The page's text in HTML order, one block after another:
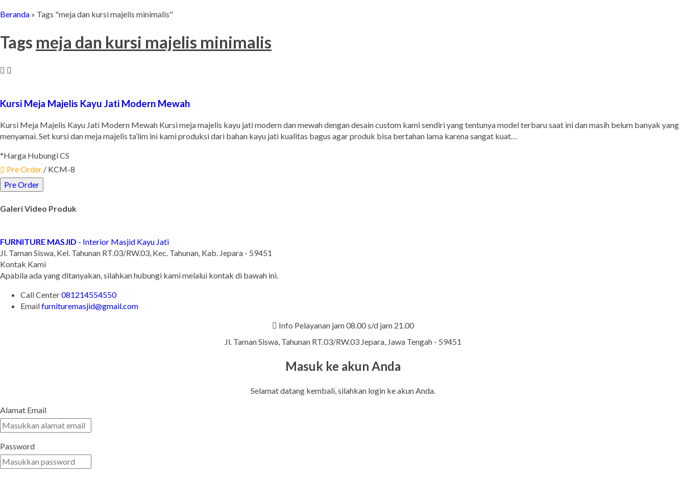
Beranda » Tags "meja dan kursi majelis minimalis"
Tags meja dan kursi majelis minimalis
Kursi Meja Majelis Kayu Jati Modern Mewah
Kursi Meja Majelis Kayu Jati Modern Mewah Kursi meja majelis kayu jati modern dan mewah dengan desain custom kami sendiri yang tentunya model terbaru saat ini dan masih belum banyak yang
menyamai. Set kursi dan meja majelis ta’lim ini kami produksi dari bahan kayu jati kualitas bagus agar produk bisa bertahan lama karena sangat kuat…
*Harga Hubungi CS
Pre Order / KCM-8
Pre Order
Galeri Video Produk
FURNITURE MASJID - Interior Masjid Kayu Jati
Jl. Taman Siswa, Kel. Tahunan RT.03/RW.03, Kec. Tahunan, Kab. Jepara - 59451
Kontak Kami
Apabila ada yang ditanyakan, silahkan hubungi kami melalui kontak di bawah ini.
Call Center081214554550
Emailfurnituremasjid@gmail.com
Info Pelayanan jam 08.00 s/d jam 21.00
Jl. Taman Siswa, Tahunan RT.03/RW.03 Jepara, Jawa Tengah - 59451
Masuk ke akun Anda
Selamat datang kembali, silahkan login ke akun Anda.
Alamat Email
Password